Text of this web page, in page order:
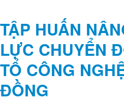
TẬP HUẤN
LỰC CHUYỂN
TỔ CÔNG
ĐỒNG